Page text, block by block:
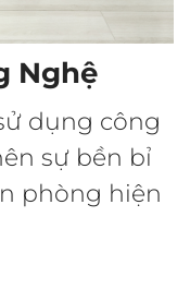
Nghệ
dụng công
sự bền bỉ
phòng hiện